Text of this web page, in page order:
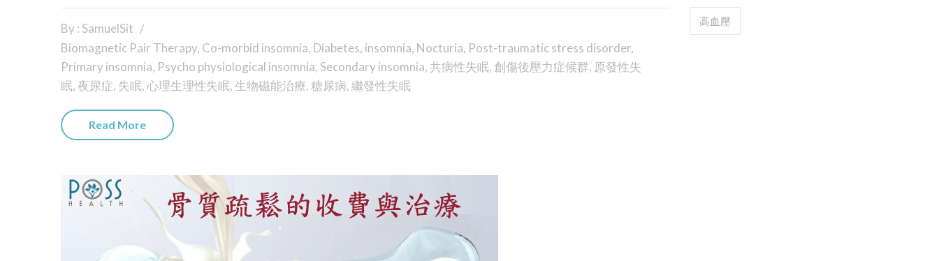
By : SamuelSit
Biomagnetic Pair Therapy, Co-morbid insomnia, Diabetes, insomnia, Nocturia, Post-traumatic stress disorder,
Primary insomnia, Psycho physiological insomnia, Secondary insomnia,共病性失眠,創傷後壓力症候群, 原發性失
眠,夜尿症, 失眠,心理生理性失眠, 生物磁能治療, 糖尿病,繼發性失眠
Read More
高血壓